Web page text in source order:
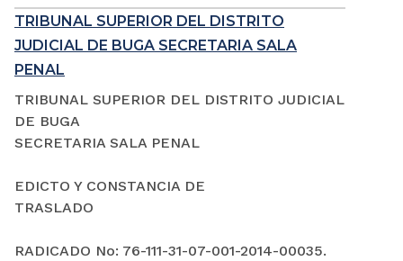
TRIBUNAL SUPERIOR DEL DISTRITO
JUDICIAL DE BUGA SECRETARIA SALA
PENAL
TRIBUNAL SUPERIOR DEL DISTRITO JUDICIAL
DE BUGA
SECRETARIA SALA PENAL
EDICTO Y CONSTANCIA DE
TRASLADO
RADICADO No: 76-111-31-07-001-2014-00035.